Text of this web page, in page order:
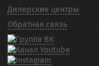
Дилерские центры
Обратная связь